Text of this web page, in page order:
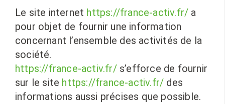
Le site internet https://france-activ.fr/ a
pour objet de fournir une information
concernant l’ensemble des activités de la
société.
https://france-activ.fr/s’efforce de fournir
sur le site https://france-activ.fr/ des
informations aussi précises que possible.